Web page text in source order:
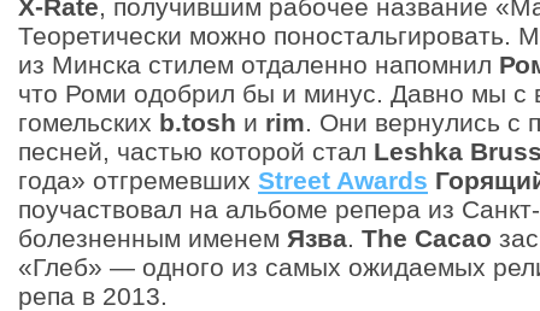
X-Rate, получившим рабочее название
Теоретически можно поностальгировать.
из Минска стилем отдаленно напомнил
что Роми одобрил бы и минус. Давно мы
гомельских b.tosh и rim. Они вернулись с
песней, частью которой стал Leshka
года» отгремевших Street Awards
поучаствовал на альбоме репера из
болезненным именем Язва. The Cacao
«Глеб» — одного из самых ожидаемых
репа в 2013.